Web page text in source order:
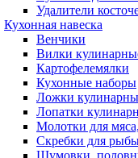
Удалители
Кухонная навеска
Венчики
Вилки
Картофелемялки
Кухонные наборы
Ложки
Лопатки
Молотки для
Скребки для
Шумовки,